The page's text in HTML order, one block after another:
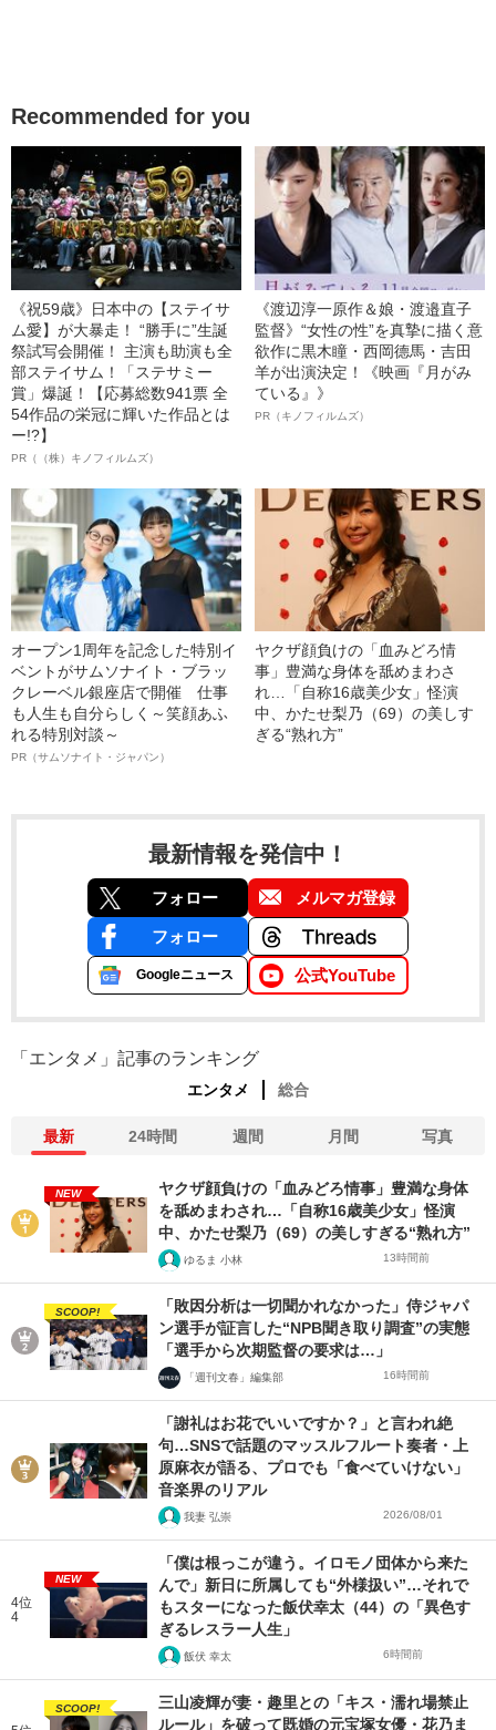
Recommended for you
《祝59歳》日本中の【ステイサ
ム愛】が大暴走！ “勝手に”生誕
祭試写会開催！ 主演も助演も全
部ステイサム！「ステサミー
賞」爆誕！【応募総数941票 全
54作品の栄冠に輝いた作品とは
ー!?】
PR（（株）キノフィルムズ）
《渡辺淳一原作＆娘・渡邉直子
監督》“女性の性”を真摯に描く意
欲作に黒木瞳・西岡德馬・吉田
羊が出演決定！《映画『月がみ
ている』》
PR（キノフィルムズ）
オープン1周年を記念した特別イ
ベントがサムソナイト・ブラッ
クレーベル銀座店で開催 仕事
も人生も自分らしく～笑顔あふ
れる特別対談～
PR（サムソナイト・ジャパン）
ヤクザ顔負けの「血みどろ情
事」豊満な身体を舐めまわさ
れ…「自称16歳美少女」怪演
中、かたせ梨乃（69）の美しす
ぎる“熟れ方”
最新情報を発信中！
フォロー メルマガ登録
フォロー
Googleニュース 公式YouTube
「エンタメ」記事のランキング
エンタメ 総合
最新 24時間 週間 月間 写真
NEW
ヤクザ顔負けの「血みどろ情事」豊満な身体
を舐めまわされ…「自称16歳美少女」怪演
中、かたせ梨乃（69）の美しすぎる“熟れ方”
ゆるま 小林 13時間前
SCOOP!
「敗因分析は一切聞かれなかった」侍ジャパ
ン選手が証言した“NPB聞き取り調査”の実態
「選手から次期監督の要求は…」
「週刊文春」編集部 16時間前
「謝礼はお花でいいですか？」と言われ絶
句…SNSで話題のマッスルフルート奏者・上
原麻衣が語る、プロでも「食べていけない」
音楽界のリアル
我妻 弘崇 2026/08/01
4位
4
NEW
「僕は根っこが違う。イロモノ団体から来た
んで」新日に所属しても“外様扱い”…それで
もスターになった飯伏幸太（44）の「異色す
ぎるレスラー人生」
飯伏 幸太 6時間前
SCOOP!
三山凌輝が妻・趣里との「キス・濡れ場禁止
ルール」を破って既婚の元宝塚女優・花乃ま